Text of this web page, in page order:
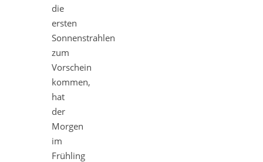
die
ersten
Sonnenstrahlen
zum
Vorschein
kommen,
hat
der
Morgen
im
Frühling